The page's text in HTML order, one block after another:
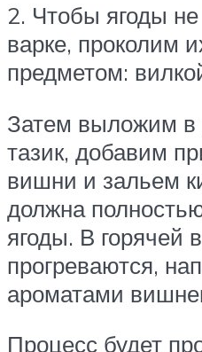
2. Чтобы ягоды
варке, проколим
предметом:
Затем выложим в
тазик, добавим
вишни и зальем
должна
ягоды. В горячей
прогреваются,
ароматами
Процесс будет